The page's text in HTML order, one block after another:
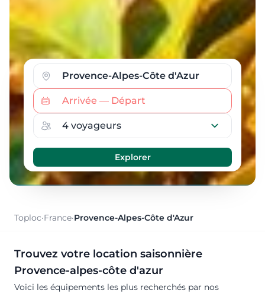
Toploc·France·Provence-Alpes-Côte d'Azur
Trouvez votre location saisonnière
Provence-alpes-côte d'azur
Voici les équipements les plus recherchés par nos